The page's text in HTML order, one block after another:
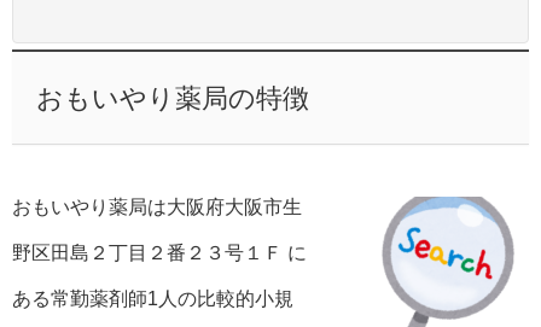
おもいやり薬局の特徴
おもいやり薬局は大阪府大阪市生
野区田島２丁目２番２３号１Ｆ に
ある常勤薬剤師1人の比較的小規